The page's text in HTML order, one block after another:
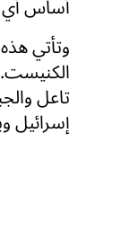
أساس
وتأتي
تاعل
إسرائيل